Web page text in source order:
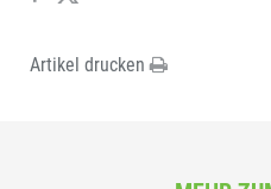
Artikel drucken